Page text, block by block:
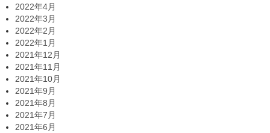
2022年4月
2022年3月
2022年2月
2022年1月
2021年12月
2021年11月
2021年10月
2021年9月
2021年8月
2021年7月
2021年6月